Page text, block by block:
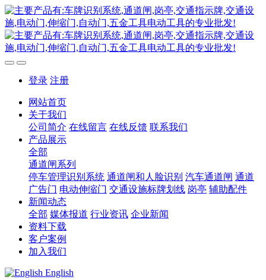
登录 注册
网站首页
关于我们
公司简介 在线留言 在线反馈 联系我们
产品展示
全部
通道闸系列
停车管理识别系统 通道闸和人脸识别 汽车通道闸 通道
广告门 电动伸缩门 交通设施标牌划线 岗亭 辅助配件
新闻动态
全部 媒体报道 行业资讯 企业新闻
资料下载
客户案例
加入我们
English